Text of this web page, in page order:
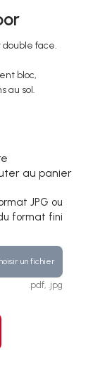
face.
bloc,
au sol.
au panier
JPG ou
format fini
un fichier
.pdf, .jpg